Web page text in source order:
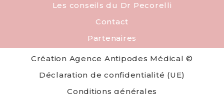
Les conseils du Dr Pecorelli
Contact
Partenaires
Création Agence Antipodes Médical ©
Déclaration de confidentialité (UE)
Conditions générales